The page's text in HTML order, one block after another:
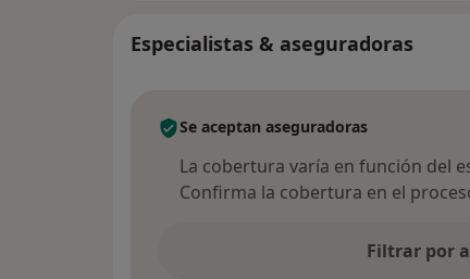
Especialistas & aseguradoras
Se aceptan aseguradoras
La cobertura varía en función del
Confirma la cobertura en el
Filtrar por